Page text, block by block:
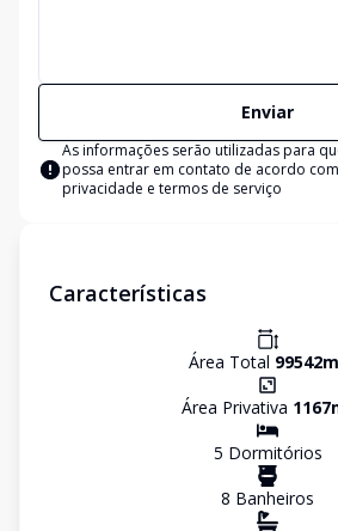
Enviar
As informações serão utilizadas para
possa entrar em contato de acordo
privacidade e termos de serviço
Características
Área Total 99542
Área Privativa 1167
5 Dormitórios
8 Banheiros